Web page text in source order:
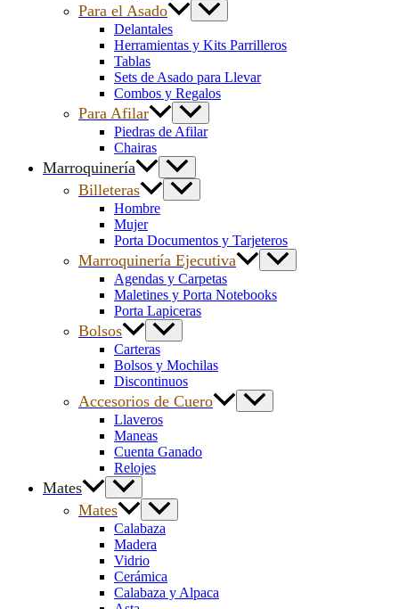
Para el Asado
Delantales
Herramientas y Kits Parrilleros
Tablas
Sets de Asado para Llevar
Combos y Regalos
Para Afilar
Piedras de Afilar
Chairas
Marroquinería
Billeteras
Hombre
Mujer
Porta Documentos y Tarjeteros
Marroquinería Ejecutiva
Agendas y Carpetas
Maletines y Porta Notebooks
Porta Lapiceras
Bolsos
Carteras
Bolsos y Mochilas
Discontinuos
Accesorios de Cuero
Llaveros
Maneas
Cuenta Ganado
Relojes
Mates
Mates
Calabaza
Madera
Vidrio
Cerámica
Calabaza y Alpaca